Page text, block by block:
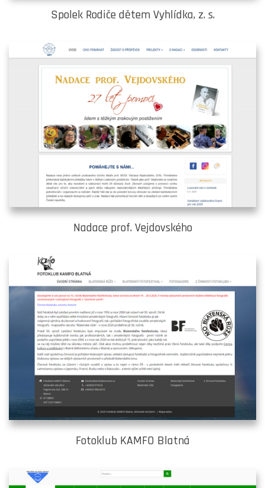
Spolek Rodiče dětem Vyhlídka, z. s.
Nadace prof. Vejdovského
Fotoklub KAMFO Blatná